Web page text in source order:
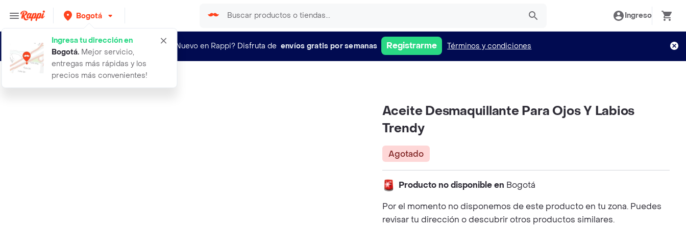
Bogotá
Ingresa tu dirección en
Bogotá. Mejor servicio,
entregas más rápidas y los
precios más convenientes!
Ingreso
¿Nuevo en Rappi? Disfruta de envíos gratis por semanas Registrarme Términos y condiciones
aceite desmaquillante para ojos y l
Aceite Desmaquillante Para Ojos Y Labios
Trendy
Agotado
Producto no disponible en Bogotá
Por el momento no disponemos de este producto en tu zona. Puedes
revisar tu dirección o descubrir otros productos similares.